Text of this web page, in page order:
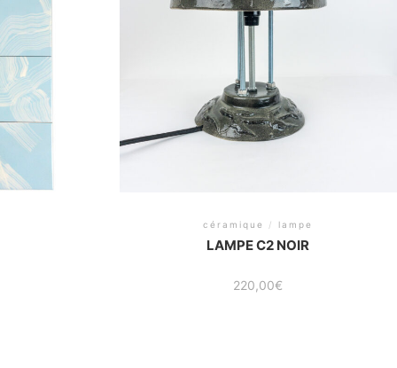
céramique / lampe
LAMPE C2 NOIR
220,00€